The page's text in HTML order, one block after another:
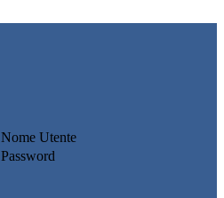
Nome Utente
Password